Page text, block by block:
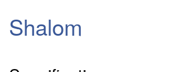
Shalom